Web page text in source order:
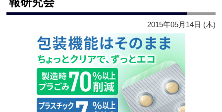
2015年05月14日 (木)